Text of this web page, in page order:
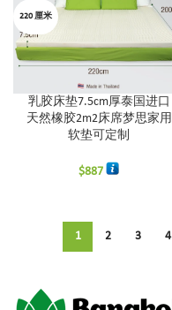
220 厘米
乳胶床垫7.5cm厚泰国进口
天然橡胶2m2床席梦思家用
软垫可定制
$887
1 2 3 4